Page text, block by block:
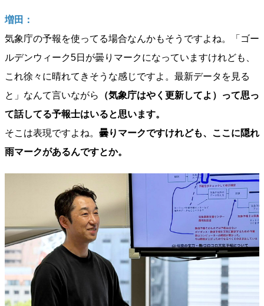
増田：
気象庁の予報を使ってる場合なんかもそうですよね。「ゴー
ルデンウィーク5日が曇りマークになっていますけれども、
これ徐々に晴れてきそうな感じですよ。最新データを見る
と」なんて言いながら
（気象庁はやく更新してよ）って思っ
て話してる予報士はいると思います。
そこは表現ですよね。 曇りマークですけれども、ここに隠れ
雨マークがあるんですとか。